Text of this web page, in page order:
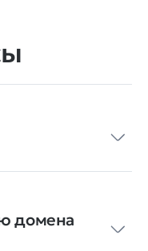
домена